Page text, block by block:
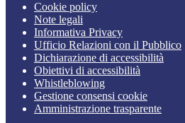
Cookie policy
Note legali
Informativa Privacy
Ufficio Relazioni con il Pubblico
Dichiarazione di accessibilità
Obiettivi di accessibilità
Whistleblowing
Gestione consensi cookie
Amministrazione trasparente